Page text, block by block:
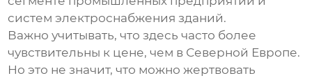
систем электроснабжения зданий.
Важно учитывать, что здесь часто более
чувствительны к цене, чем в Северной Европе.
Но это не значит, что можно жертвовать